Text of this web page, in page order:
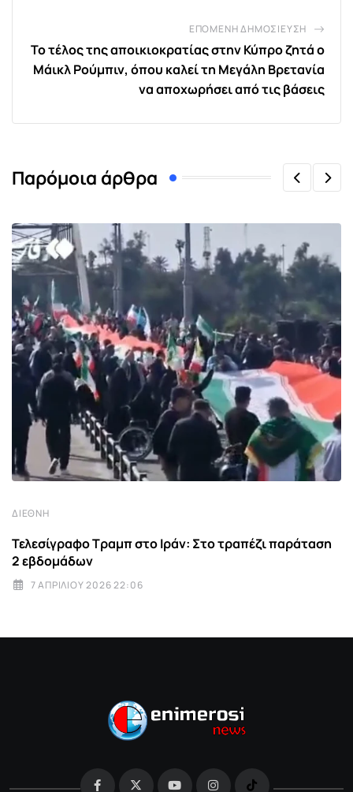
ΕΠΌΜΕΝΗ ΔΗΜΟΣΊΕΥΣΗ
Το τέλος της αποικιοκρατίας στην Κύπρο ζητά ο
Μάικλ Ρούμπιν, όπου καλεί τη Μεγάλη Βρετανία
να αποχωρήσει από τις βάσεις
Παρόμοια άρθρα
ΔΙΕΘΝΉ
Τελεσίγραφο Τραμπ στο Ιράν: Στο τραπέζι παράταση
2 εβδομάδων
7 ΑΠΡΙΛΊΟΥ 2026 22:06